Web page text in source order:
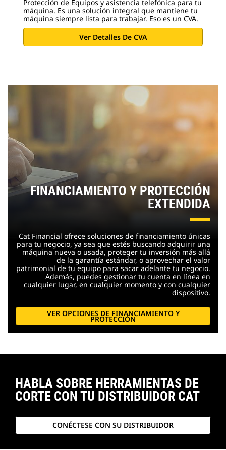
Protección de Equipos y asistencia telefónica para tu
máquina. Es una solución integral que mantiene tu
máquina siempre lista para trabajar. Eso es un CVA.
Ver Detalles De CVA
FINANCIAMIENTO Y PROTECCIÓN
EXTENDIDA
Cat Financial ofrece soluciones de financiamiento únicas
para tu negocio, ya sea que estés buscando adquirir una
máquina nueva o usada, proteger tu inversión más allá
de la garantía estándar, o aprovechar el valor
patrimonial de tu equipo para sacar adelante tu negocio.
Además, puedes gestionar tu cuenta en línea en
cualquier lugar, en cualquier momento y con cualquier
dispositivo.
VER OPCIONES DE FINANCIAMIENTO Y
PROTECCIÓN
HABLA SOBRE HERRAMIENTAS DE
CORTE CON TU DISTRIBUIDOR CAT
CONÉCTESE CON SU DISTRIBUIDOR